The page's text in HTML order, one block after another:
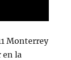
Monterrey
en la